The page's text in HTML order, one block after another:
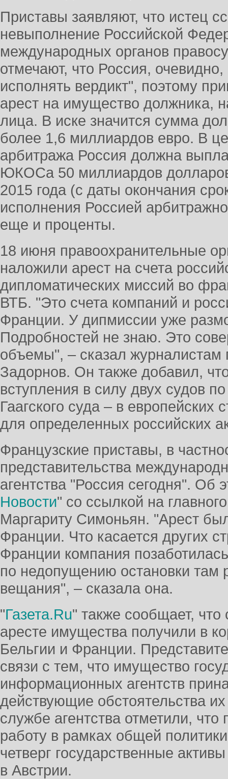
Приставы заявляют, что истец
невыполнение Российской
международных органов
отмечают, что Россия,
исполнять вердикт", поэтому
арест на имущество должника,
лица. В иске значится сумма
более 1,6 миллиардов евро. В
арбитража Россия должна
ЮКОСа 50 миллиардов
2015 года (с даты окончания
исполнения Россией
еще и проценты.
18 июня правоохранительные
наложили арест на счета
дипломатических миссий во
ВТБ. "Это счета компаний и
Франции. У дипмиссии уже
Подробностей не знаю. Это
объемы", – сказал
Задорнов. Он также добавил,
вступления в силу двух судов
Гаагского суда – в европейских
для определенных российских
Французские приставы, в
представительства
агентства "Россия сегодня". Об
Новости" со ссылкой на
Маргариту Симоньян. "Арест
Франции. Что касается других
Франции компания
по недопущению остановки там
вещания", – сказала она.
"Газета.Ru" также сообщает,
аресте имущества получили в
Бельгии и Франции.
связи с тем, что имущество
информационных агентств
действующие обстоятельства
службе агентства отметили,
работу в рамках общей
четверг государственные
в Австрии.